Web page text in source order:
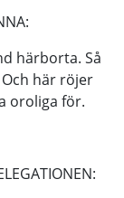
härborta. Så
här röjer
oroliga för.